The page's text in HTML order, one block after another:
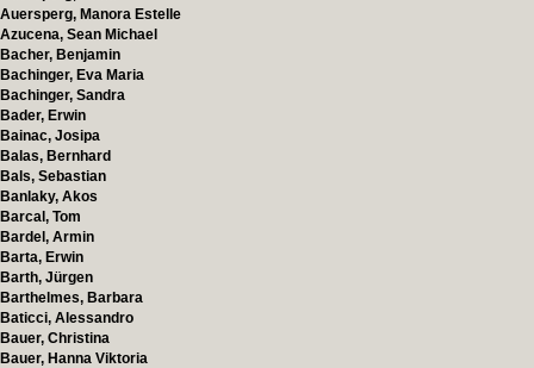
Auersperg, Manora Estelle
Azucena, Sean Michael
Bacher, Benjamin
Bachinger, Eva Maria
Bachinger, Sandra
Bader, Erwin
Bainac, Josipa
Balas, Bernhard
Bals, Sebastian
Banlaky, Akos
Barcal, Tom
Bardel, Armin
Barta, Erwin
Barth, Jürgen
Barthelmes, Barbara
Baticci, Alessandro
Bauer, Christina
Bauer, Hanna Viktoria